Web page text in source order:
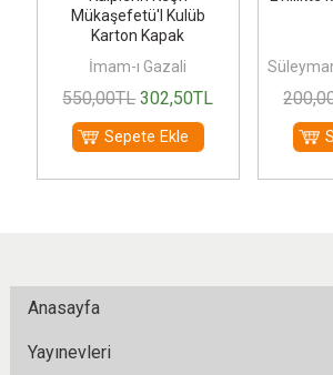
Mükaşefetü'l Kulüb
Karton Kapak
İmam-ı Gazali
550,00TL 302,50TL
Sepete Ekle
200
Anasayfa
Yayınevleri